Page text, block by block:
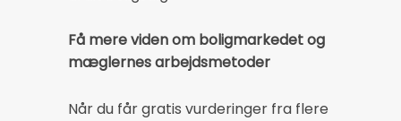
Få mere viden om boligmarkedet og
mæglernes arbejdsmetoder
Når du får gratis vurderinger fra flere